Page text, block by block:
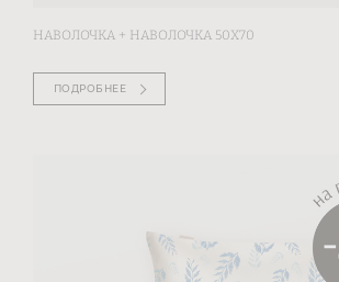
НАВОЛОЧКА + НАВОЛОЧКА 50Х70
ПОДРОБНЕЕ